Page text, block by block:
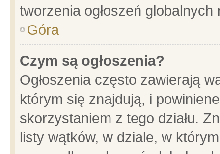
tworzenia ogłoszeń
Góra
Czym są ogłoszenia?
Ogłoszenia często zawierają
którym się znajdują, i
skorzystaniem z tego działu.
listy wątków, w dziale, w